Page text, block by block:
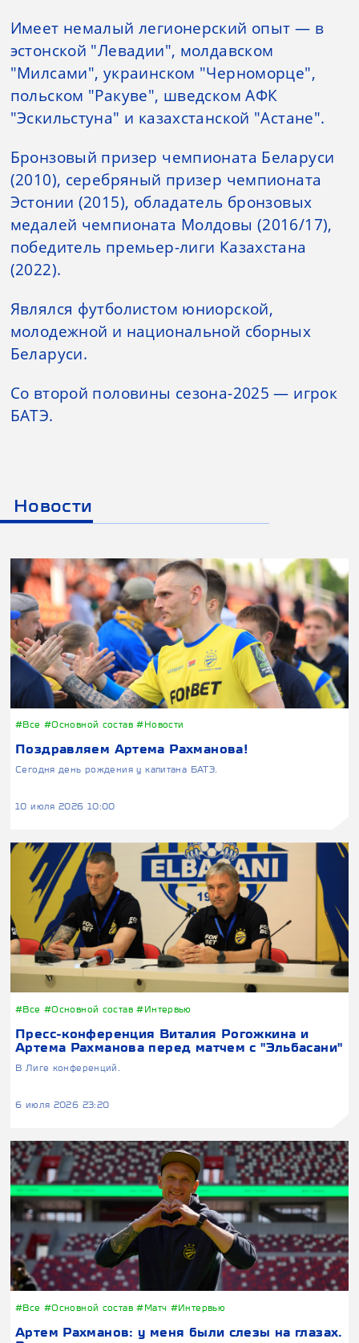
Имеет немалый легионерский опыт — в
эстонской "Левадии", молдавском
"Милсами", украинском "Черноморце",
польском "Ракуве", шведском АФК
"Эскильстуна" и казахстанской "Астане".
Бронзовый призер чемпионата Беларуси
(2010), серебряный призер чемпионата
Эстонии (2015), обладатель бронзовых
медалей чемпионата Молдовы (2016/17),
победитель премьер-лиги Казахстана
(2022).
Являлся футболистом юниорской,
молодежной и национальной сборных
Беларуси.
Со второй половины сезона-2025 — игрок
БАТЭ.
Новости
#Все #Основной состав#Новости
Поздравляем Артема Рахманова!
Сегодня день рождения у капитана БАТЭ.
10 июля 2026 10:00
#Все #Основной состав#Интервью
Пресс-конференция Виталия Рогожкина и
Артема Рахманова перед матчем с "Эльбасани"
В Лиге конференций.
6 июля 2026 23:20
#Все #Основной состав#Матч #Интервью
Артем Рахманов: у меня были слезы на глазах.